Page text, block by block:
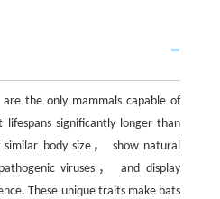
the only mammals capable of
significantly longer than
body size， show natural
viruses， and display
These unique traits make bats